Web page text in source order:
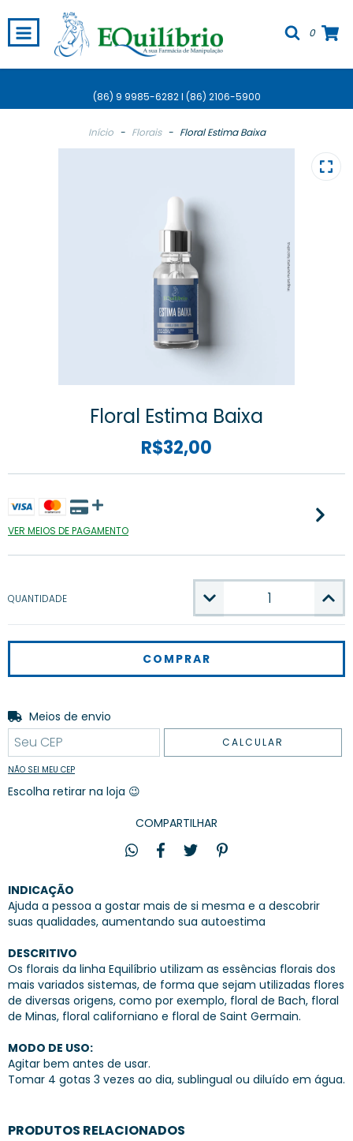
0
(86) 9 9985-6282 I (86) 2106-5900
Início - Florais - Floral Estima Baixa
Floral Estima Baixa
R$32,00
VER MEIOS DE PAGAMENTO
QUANTIDADE
Entregas para o CEP:
Meios de envio
CALCULAR
NÃO SEI MEU CEP
Escolha retirar na loja 😉
COMPARTILHAR
INDICAÇÃO
Ajuda a pessoa a gostar mais de si mesma e a descobrir
suas qualidades, aumentando sua autoestima
DESCRITIVO
Os florais da linha Equilíbrio utilizam as essências florais dos
mais variados sistemas, de forma que sejam utilizadas flores
de diversas origens, como por exemplo, floral de Bach, floral
de Minas, floral californiano e floral de Saint Germain.
MODO DE USO:
Agitar bem antes de usar.
Tomar 4 gotas 3 vezes ao dia, sublingual ou diluído em água.
PRODUTOS RELACIONADOS